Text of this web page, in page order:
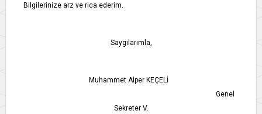
Bilgilerinize arz ve rica ederim.
Saygılarımla,
Muhammet Alper KEÇELİ
Genel
Sekreter V.